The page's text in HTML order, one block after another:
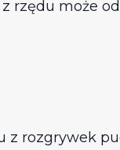
rzędu może
z rozgrywek